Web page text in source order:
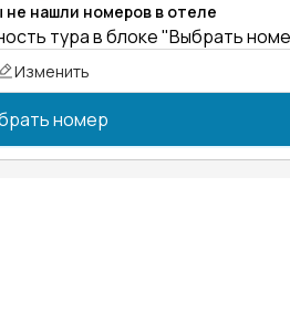
нашли номеров в отеле
тура в блоке "Выбрать
Изменить
номер